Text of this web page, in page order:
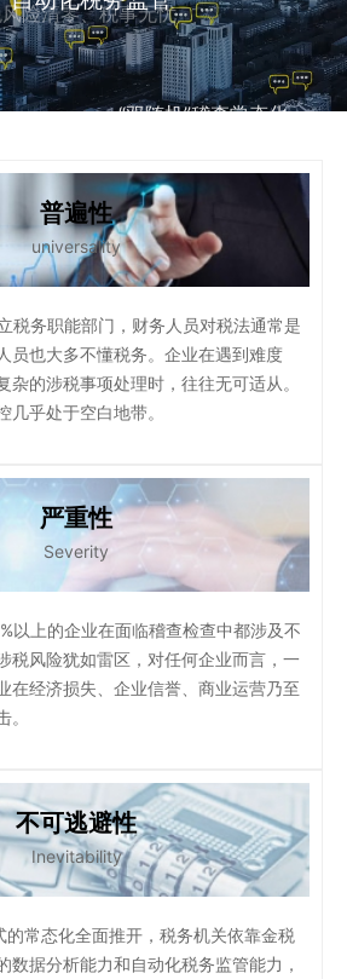
自动化税务监管
“双随机”稽查常态化
、重事前、重及时
普遍性
universality
税务职能部门，财务人员对税法通常是
员也大多不懂税务。企业在遇到难度
杂的涉税事项处理时，往往无可适从。
几乎处于空白地带。
严重性
Severity
以上的企业在面临稽查检查中都涉及不
税风险犹如雷区，对任何企业而言，一
在经济损失、企业信誉、商业运营乃至
不可逃避性
Inevitability
的常态化全面推开，税务机关依靠金税
数据分析能力和自动化税务监管能力，